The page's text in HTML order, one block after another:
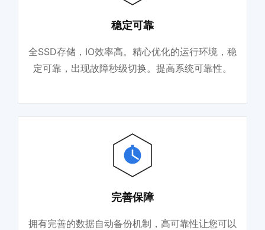
稳定可靠
全SSD存储，IO效率高。精心优化的运行环境，稳
定可靠，出现故障秒级切换。提高系统可靠性。
完善保障
拥有完善的数据自动备份机制，高可靠性让您可以